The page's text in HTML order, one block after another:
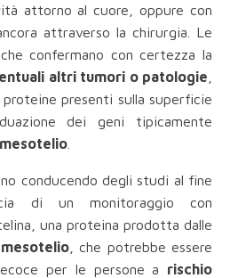
attorno al cuore, oppure con
attraverso la chirurgia. Le
confermano con certezza la
altri tumori o patologie
presenti sulla superficie
dei geni tipicamente
conducendo degli studi al fine
di un monitoraggio con
una proteina prodotta dalle
, che potrebbe essere
per le persone a rischio